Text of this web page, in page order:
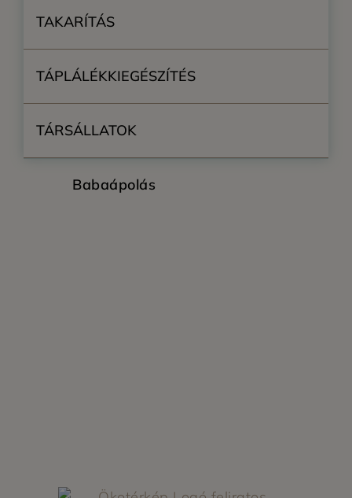
TAKARÍTÁS
TÁPLÁLÉKKIEGÉSZÍTÉS
TÁRSÁLLATOK
Babaápolás